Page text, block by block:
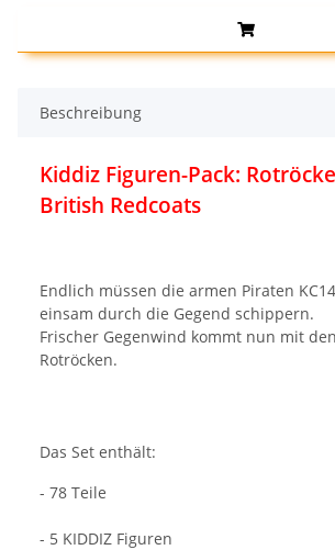
Beschreibung
Kiddiz Figuren-Pack:
British Redcoats
Endlich müssen die armen Piraten
einsam durch die Gegend schippern.
Frischer Gegenwind kommt nun mit
Rotröcken.
Das Set enthält:
- 78 Teile
- 5 KIDDIZ Figuren